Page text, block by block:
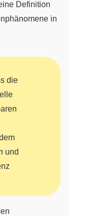
Definition
in
die
und